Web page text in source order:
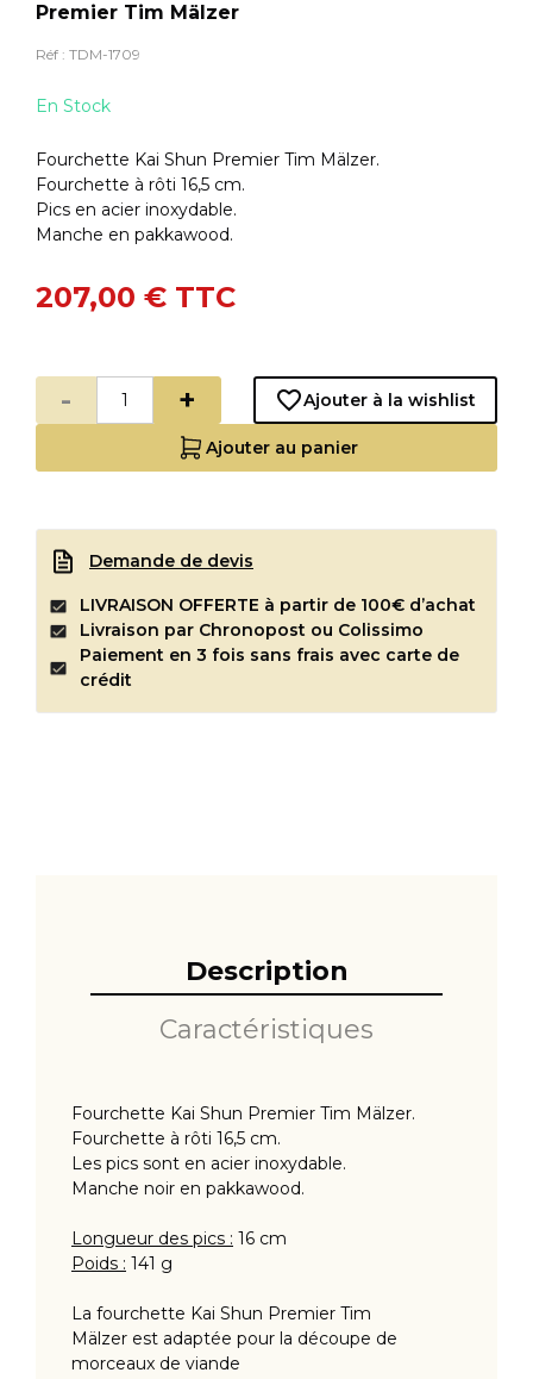
Premier Tim Mälzer
Réf : TDM-1709
En Stock
Fourchette Kai Shun Premier Tim Mälzer.
Fourchette à rôti 16,5 cm.
Pics en acier inoxydable.
Manche en pakkawood.
207,00 € TTC
- +
Ajouter au panier
Ajouter à la wishlist
Demande de devis
LIVRAISON OFFERTE à partir de 100€ d’achat
Livraison par Chronopost ou Colissimo
Paiement en 3 fois sans frais avec carte de
crédit
Description
Caractéristiques
Fourchette Kai Shun Premier Tim Mälzer.
Fourchette à rôti 16,5 cm.
Les pics sont en acier inoxydable.
Manche noir en pakkawood.
Longueur des pics : 16 cm
Poids : 141 g
La fourchette Kai Shun Premier Tim
Mälzer est adaptée pour la découpe de
morceaux de viande